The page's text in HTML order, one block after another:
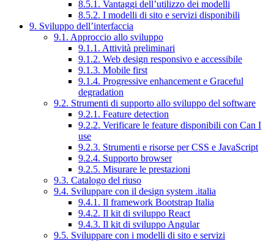
8.5.1. Vantaggi dell’utilizzo dei modelli
8.5.2. I modelli di sito e servizi disponibili
9. Sviluppo dell’interfaccia
9.1. Approccio allo sviluppo
9.1.1. Attività preliminari
9.1.2. Web design responsivo e accessibile
9.1.3. Mobile first
9.1.4. Progressive enhancement e Graceful
degradation
9.2. Strumenti di supporto allo sviluppo del software
9.2.1. Feature detection
9.2.2. Verificare le feature disponibili con Can I
use
9.2.3. Strumenti e risorse per CSS e JavaScript
9.2.4. Supporto browser
9.2.5. Misurare le prestazioni
9.3. Catalogo del riuso
9.4. Sviluppare con il design system .italia
9.4.1. Il framework Bootstrap Italia
9.4.2. Il kit di sviluppo React
9.4.3. Il kit di sviluppo Angular
9.5. Sviluppare con i modelli di sito e servizi